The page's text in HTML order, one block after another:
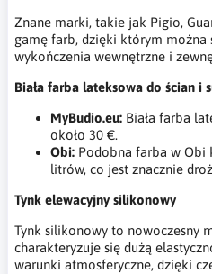
Znane marki, takie jak Pigio,
gamę farb, dzięki którym można
wykończenia wewnętrzne i
Biała farba lateksowa do ścian i
MyBudio.eu: Biała farba
około 30 €.
Obi: Podobna farba w Obi
litrów, co jest znacznie
Tynk elewacyjny silikonowy
Tynk silikonowy to nowoczesny
charakteryzuje się dużą
warunki atmosferyczne, dzięki